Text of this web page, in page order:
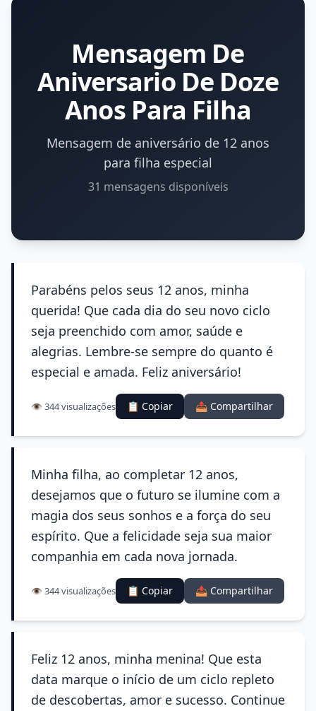
Mensagem De
Aniversario De Doze
Anos Para Filha
Mensagem de aniversário de 12 anos
para filha especial
31 mensagens disponíveis
Parabéns pelos seus 12 anos, minha
querida! Que cada dia do seu novo ciclo
seja preenchido com amor, saúde e
alegrias. Lembre-se sempre do quanto é
especial e amada. Feliz aniversário!
👁️ 344 visualizações 📋 Copiar 📤 Compartilhar
Minha filha, ao completar 12 anos,
desejamos que o futuro se ilumine com a
magia dos seus sonhos e a força do seu
espírito. Que a felicidade seja sua maior
companhia em cada nova jornada.
👁️ 344 visualizações 📋 Copiar 📤 Compartilhar
Feliz 12 anos, minha menina! Que esta
data marque o início de um ciclo repleto
de descobertas, amor e sucesso. Continue